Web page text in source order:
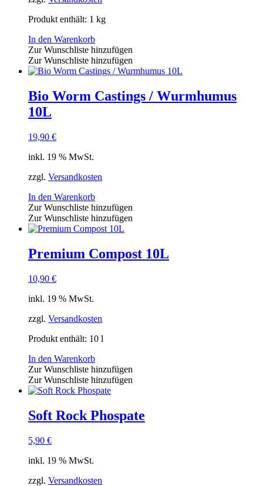
Produkt enthält: 1 kg
In den Warenkorb
Zur Wunschliste hinzufügen
Zur Wunschliste hinzufügen
Bio Worm Castings / Wurmhumus
10L
19,90 €
inkl. 19 % MwSt.
zzgl. Versandkosten
In den Warenkorb
Zur Wunschliste hinzufügen
Zur Wunschliste hinzufügen
Premium Compost 10L
10,90 €
inkl. 19 % MwSt.
zzgl. Versandkosten
Produkt enthält: 10 l
In den Warenkorb
Zur Wunschliste hinzufügen
Zur Wunschliste hinzufügen
Soft Rock Phospate
5,90 €
inkl. 19 % MwSt.
zzgl. Versandkosten